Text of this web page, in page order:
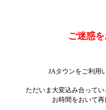
ご迷惑
JAタウンをご利用
ただいま大変込み合って
お時間をおいて